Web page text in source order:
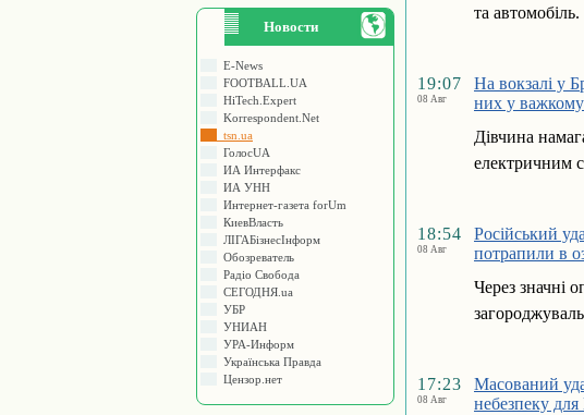
Новости
E-News
FOOTBALL.UA
HiTech.Expert
Korrespondent.Net
tsn.ua
ГолосUA
ИА Интерфакс
ИА УНН
Интернет-газета forUm
КиевВласть
ЛIГАБiзнесIнформ
Обозреватель
Радіо Свобода
СЕГОДНЯ.ua
УБР
УНИАН
УРА-Информ
Українська Правда
Цензор.нет
та автомобіль.
19:07
08 Авг
На вокзалі у
них у важкому
Дівчина
електричним
18:54
08 Авг
Російський
потрапили в
Через значні
17:23
08 Авг
Масований
небезпеку